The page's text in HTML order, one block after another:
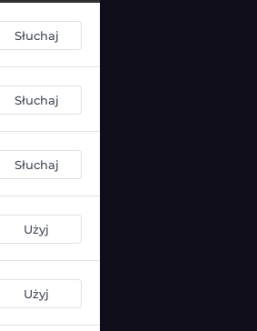
Słuchaj
Słuchaj
Słuchaj
Użyj
Użyj